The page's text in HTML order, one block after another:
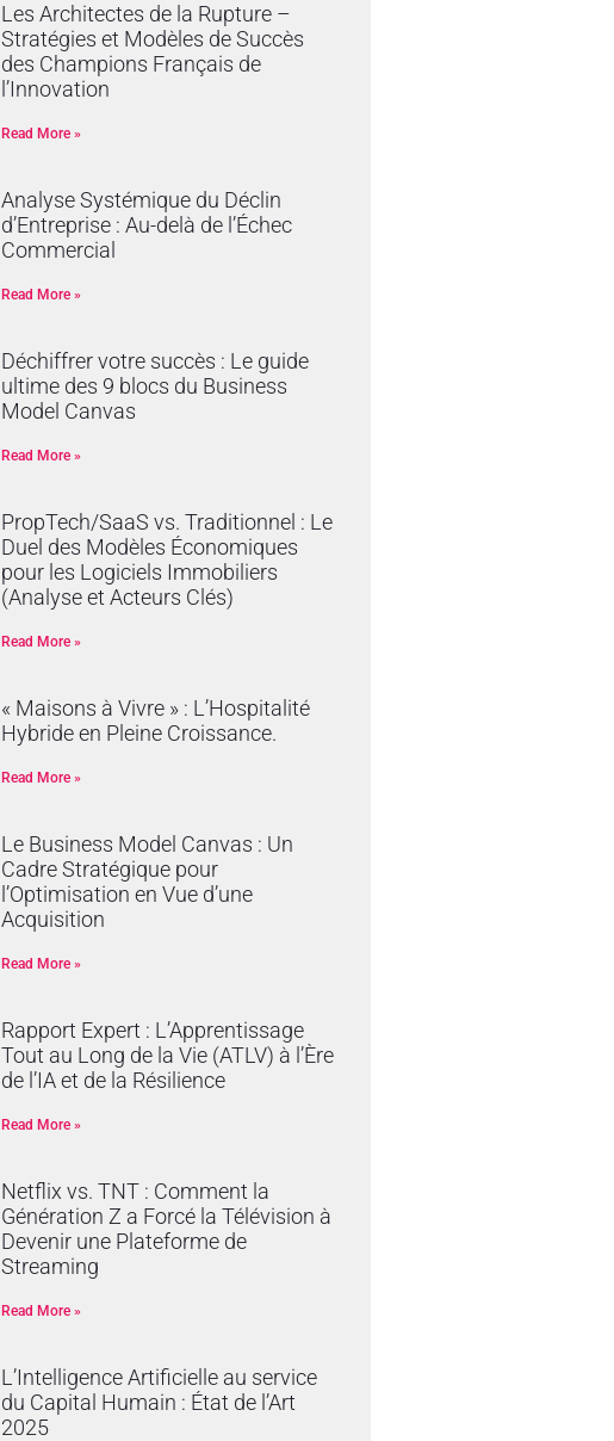
Les Architectes de la Rupture –
Stratégies et Modèles de Succès
des Champions Français de
l’Innovation
Read More »
Analyse Systémique du Déclin
d’Entreprise : Au-delà de l’Échec
Commercial
Read More »
Déchiffrer votre succès : Le guide
ultime des 9 blocs du Business
Model Canvas
Read More »
PropTech/SaaS vs. Traditionnel : Le
Duel des Modèles Économiques
pour les Logiciels Immobiliers
(Analyse et Acteurs Clés)
Read More »
« Maisons à Vivre » : L’Hospitalité
Hybride en Pleine Croissance.
Read More »
Le Business Model Canvas : Un
Cadre Stratégique pour
l’Optimisation en Vue d’une
Acquisition
Read More »
Rapport Expert : L’Apprentissage
Tout au Long de la Vie (ATLV) à l’Ère
de l’IA et de la Résilience
Read More »
Netflix vs. TNT : Comment la
Génération Z a Forcé la Télévision à
Devenir une Plateforme de
Streaming
Read More »
L’Intelligence Artificielle au service
du Capital Humain : État de l’Art
2025